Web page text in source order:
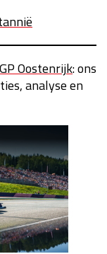
Oostenrijk: ons
analyse en